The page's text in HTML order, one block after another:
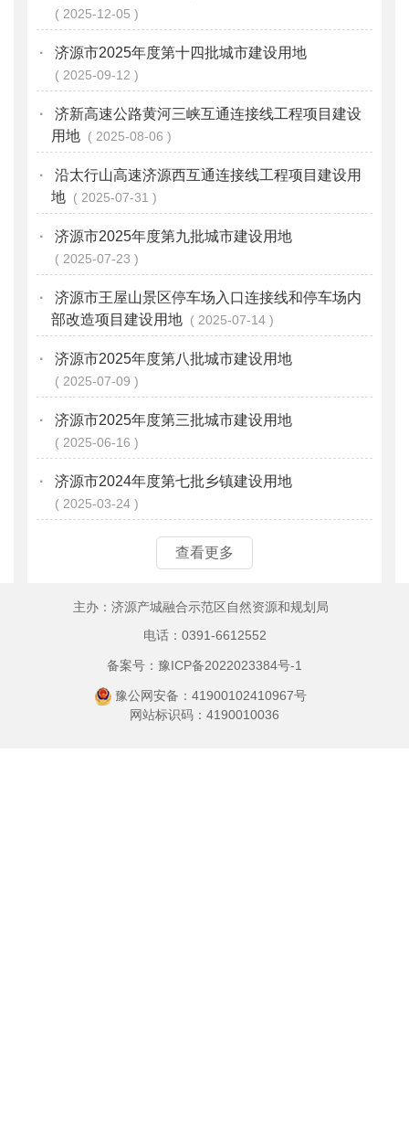
2025-12-05
· 济源市2025年度第十四批城市建设用地
2025-09-12
·
济新高速公路黄河三峡互通连接线工程项目建设
用地
2025-08-06
·
沿太行山高速济源西互通连接线工程项目建设用
地
2025-07-31
· 济源市2025年度第九批城市建设用地
2025-07-23
·
济源市王屋山景区停车场入口连接线和停车场内
部改造项目建设用地
2025-07-14
· 济源市2025年度第八批城市建设用地
2025-07-09
· 济源市2025年度第三批城市建设用地
2025-06-16
· 济源市2024年度第七批乡镇建设用地
2025-03-24
查看更多
主办：济源产城融合示范区自然资源和规划局
电话：0391-6612552
备案号：豫ICP备2022023384号-1
豫公网安备：41900102410967号
网站标识码：4190010036